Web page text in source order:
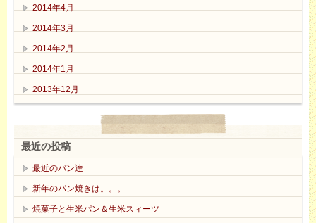
2014年4月
2014年3月
2014年2月
2014年1月
2013年12月
最近の投稿
最近のバン達
新年のパン焼きは。。。
焼菓子と生米パン＆生米スィーツ